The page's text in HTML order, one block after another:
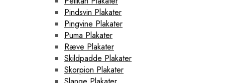
Pindsvin Plakater
Pingvine Plakater
Puma Plakater
Ræve Plakater
Skildpadde Plakater
Skorpion Plakater